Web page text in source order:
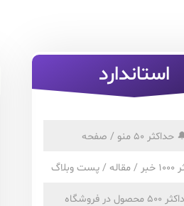
استاندارد
حداکثر 50 منو / صفحه
در فروشگاه